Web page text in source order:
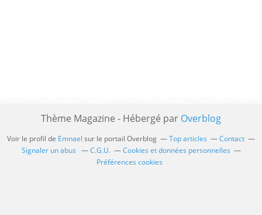
Thème Magazine - Hébergé par Overblog
Voir le profil de Emnael sur le portail Overblog Top articles
Contact
Signaler un abus
C.G.U.
Cookies et données personnelles
Préférences cookies